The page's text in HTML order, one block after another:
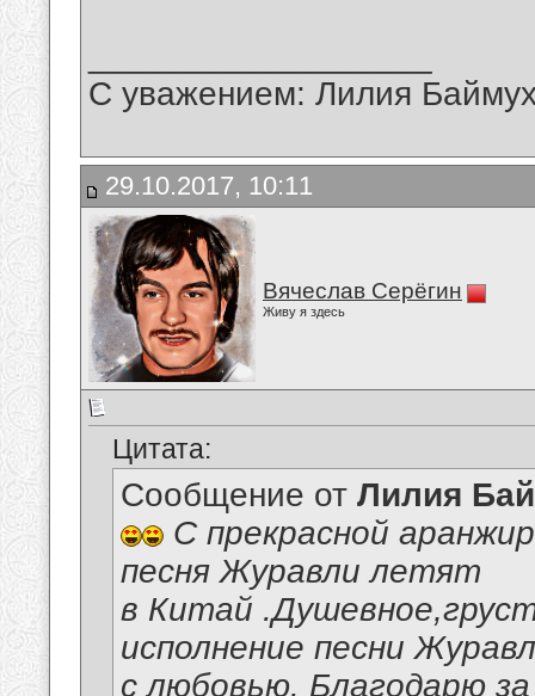
С уважением: Лилия
29.10.2017, 10:11
Вячеслав Серёгин
Живу я здесь
Цитата:
Сообщение от Лилия
С прекрасной
песня Журавли летят
в Китай
исполнение песни
с любовью. Благодарю